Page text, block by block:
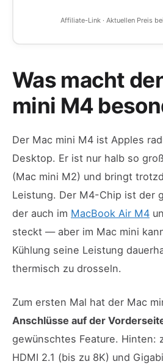
Affiliate-Link · Aktuellen Preis
Was macht
mini M4
Der Mac mini M4 ist Apples
Desktop. Er ist nur halb so
(Mac mini M2) und bringt
Leistung. Der M4-Chip ist der
der auch im MacBook Air M4
steckt — aber im Mac mini
Kühlung seine Leistung
thermisch zu drosseln.
Zum ersten Mal hat der Mac
Anschlüsse auf der
gewünschtes Feature. Hinten:
HDMI 2.1 (bis zu 8K) und